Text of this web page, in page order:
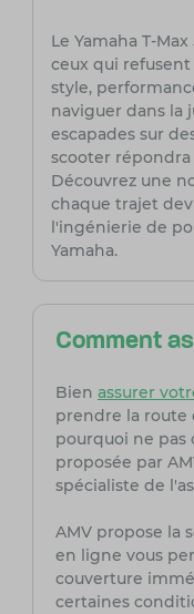
Le Yamaha T-
ceux qui
style,
naviguer dans la
escapades sur
scooter
Découvrez une
chaque trajet
l'ingénierie de
Yamaha.
Comment
Bien assurer
prendre la route
pourquoi ne pas
proposée par
spécialiste de
AMV propose la
en ligne vous
couverture
certaines